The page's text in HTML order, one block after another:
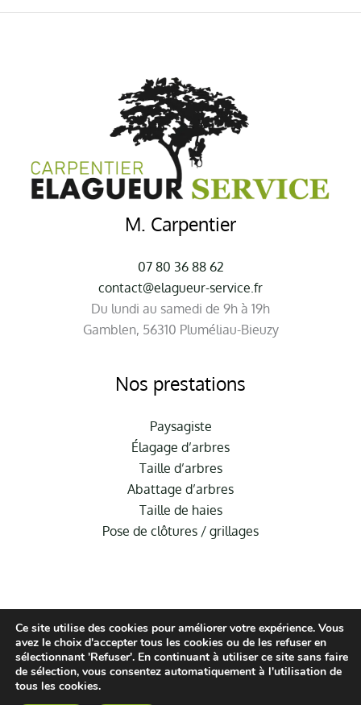
M. Carpentier
07 80 36 88 62
contact@elagueur-service.fr
Du lundi au samedi de 9h à 19h
Gamblen, 56310 Pluméliau-Bieuzy
Nos prestations
Paysagiste
Élagage d’arbres
Taille d’arbres
Abattage d’arbres
Taille de haies
Pose de clôtures / grillages
© Hauméa Digital | Tous droits réservés
Ce site utilise des cookies pour améliorer votre expérience. Vous
avez le choix d'accepter tous les cookies ou de les refuser en
sélectionnant 'Refuser'. En continuant à utiliser ce site sans faire
de sélection, vous consentez automatiquement à l'utilisation de
tous les cookies.